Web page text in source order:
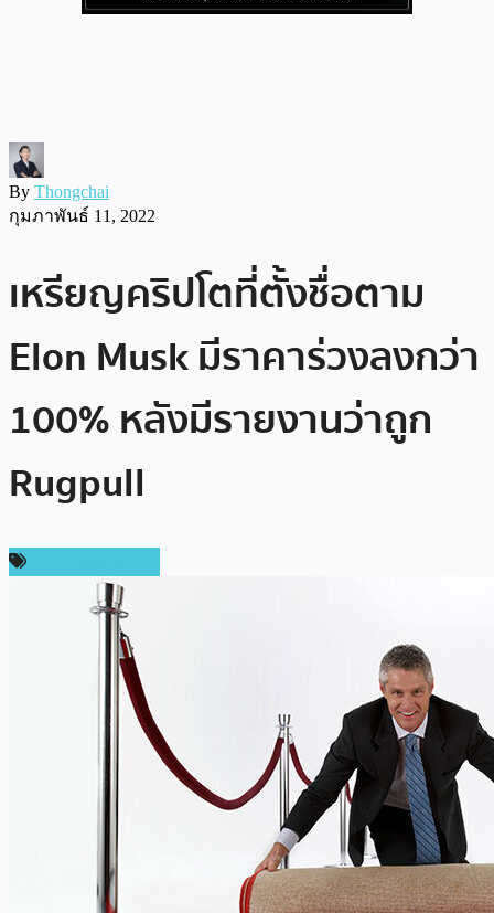
By Thongchai
กุมภาพันธ์ 11, 2022
เหรียญคริปโตที่ตั้งชื่อตาม
Elon Musk มีราคาร่วงลงกว่า
100% หลังมีรายงานว่าถูก
Rugpull